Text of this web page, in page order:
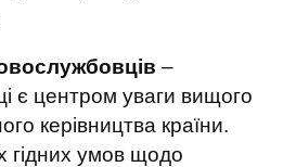
–
є центром уваги вищого
керівництва країни.
гідних умов щодо